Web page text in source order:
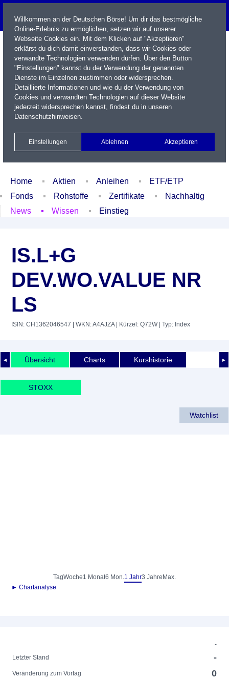
Name / WKN / ISIN / Kürzel
Xetra Realtime
Watchlist Portfolio Login
Home Aktien Anleihen
ETF/ETP
Fonds
Rohstoffe Zertifikate
Nachhaltig
News
Wissen Einstieg
IS.L+G
DEV.WO.VALUE NR
LS
ISIN: CH1362046547 | WKN: A4AJZA| Kürzel: Q72W| Typ: Index
◄ ►
Übersicht Charts Kurshistorie
STOXX
Watchlist
TagWoche1 Monat6 Mon.1 Jahr3 Jahre Max.
► Chartanalyse
-
Letzter Stand
-
Veränderung zum Vortag 0
Willkommen an der Deutschen Börse! Um dir das bestmögliche
Online-Erlebnis zu ermöglichen, setzen wir auf unserer
Webseite Cookies ein. Mit dem Klicken auf "Akzeptieren"
erklärst du dich damit einverstanden, dass wir Cookies oder
verwandte Technologien verwenden dürfen. Über den Button
"Einstellungen" kannst du der Verwendung der genannten
Dienste im Einzelnen zustimmen oder widersprechen.
Detaillierte Informationen und wie du der Verwendung von
Cookies und verwandten Technologien auf dieser Website
jederzeit widersprechen kannst, findest du in unseren
Datenschutzhinweisen.
Einstellungen Ablehnen Akzeptieren